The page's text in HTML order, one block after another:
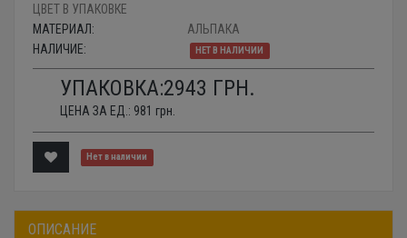
ЦВЕТ В УПАКОВКЕ
МАТЕРИАЛ:
АЛЬПАКА
НАЛИЧИЕ:
НЕТ В НАЛИЧИИ
УПАКОВКА:2943 ГРН.
ЦЕНА ЗА ЕД.: 981 грн.
Нет в наличии
ОПИСАНИЕ